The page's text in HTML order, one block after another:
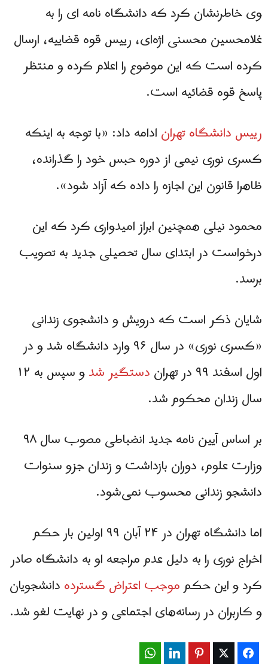
وی خاطرنشان کرد که دانشگاه نامه ای را به
غلامحسین محسنی اژه‌ای، رییس قوه قضاییه، ارسال
کرده است که این موضوع را اعلام کرده و منتظر
پاسخ قوه قضائیه است.
رییس دانشگاه تهرانادامه داد: «با توجه به اینکه
کسری نوری نیمی از دوره حبس خود را گذرانده،
ظاهرا قانون این اجازه را داده که آزاد شود».
محمود نیلی همچنین ابراز امیدواری کرد که این
درخواست در ابتدای سال تحصیلی جدید به تصویب
برسد.
شایان ذکر است که درویش و دانشجوی زندانی
«کسری نوری» در سال ۹۶ وارد دانشگاه شد و در
اول اسفند ۹۹ در تهران
دستگیر شد
و سپس به ۱۲
سال زندان محکوم شد.
بر اساس آیین‌ نامه جدید انضباطی مصوب سال ۹۸
وزارت علوم، دوران بازداشت و زندان جزو سنوات
دانشجو زندانی محسوب نمی‌شود.
اما دانشگاه تهران در ۲۴ آبان ۹۹ اولین بار حکم
اخراج نوری را به دلیل عدم مراجعه او به دانشگاه صادر
کرد و این حکمموجب اعتراض‌ گسترده‌دانشجویان
و کاربران در رسانه‌های اجتماعی و در نهایت لغو شد.
Facebook
Twitter
Pinterest
LinkedIn